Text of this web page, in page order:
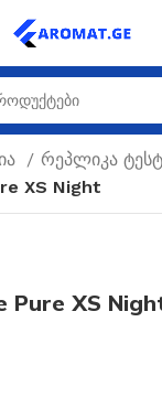
რეპლიკა
XS Night
Pure XS